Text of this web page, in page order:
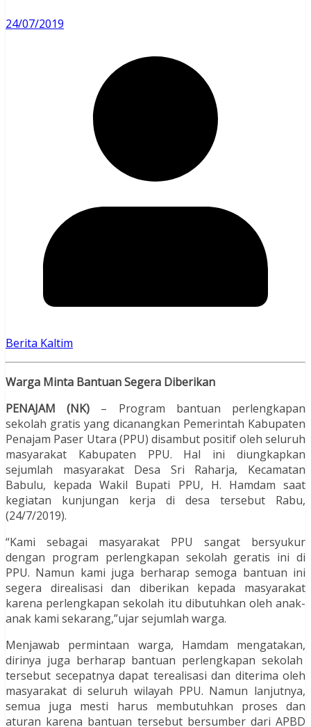
24/07/2019
Berita Kaltim
Warga Minta Bantuan Segera Diberikan
PENAJAM (NK) – Program bantuan perlengkapan
sekolah gratis yang dicanangkan Pemerintah Kabupaten
Penajam Paser Utara (PPU) disambut positif oleh seluruh
masyarakat Kabupaten PPU. Hal ini diungkapkan
sejumlah masyarakat Desa Sri Raharja, Kecamatan
Babulu, kepada Wakil Bupati PPU, H. Hamdam saat
kegiatan kunjungan kerja di desa tersebut Rabu,
(24/7/2019).
“Kami sebagai masyarakat PPU sangat bersyukur
dengan program perlengkapan sekolah geratis ini di
PPU. Namun kami juga berharap semoga bantuan ini
segera direalisasi dan diberikan kepada masyarakat
karena perlengkapan sekolah itu dibutuhkan oleh anak-
anak kami sekarang,”ujar sejumlah warga.
Menjawab permintaan warga, Hamdam mengatakan,
dirinya juga berharap bantuan perlengkapan sekolah
tersebut secepatnya dapat terealisasi dan diterima oleh
masyarakat di seluruh wilayah PPU. Namun lanjutnya,
semua juga mesti harus membutuhkan proses dan
aturan karena bantuan tersebut bersumber dari APBD